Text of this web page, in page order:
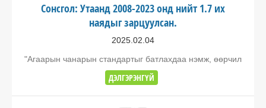
Сонсгол: Утаанд 2008-2023 онд нийт 1.7 их
наядыг зарцуулсан.
2025.02.04
"Агаарын чанарын стандартыг батлахдаа нэмж, өөрчил
ДЭЛГЭРЭНГҮЙ